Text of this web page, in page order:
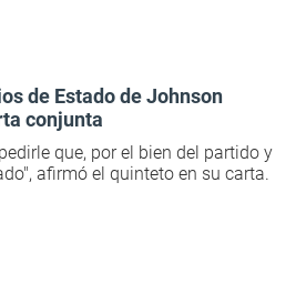
de Estado de Johnson
conjunta
que, por el bien del partido y
afirmó el quinteto en su carta.